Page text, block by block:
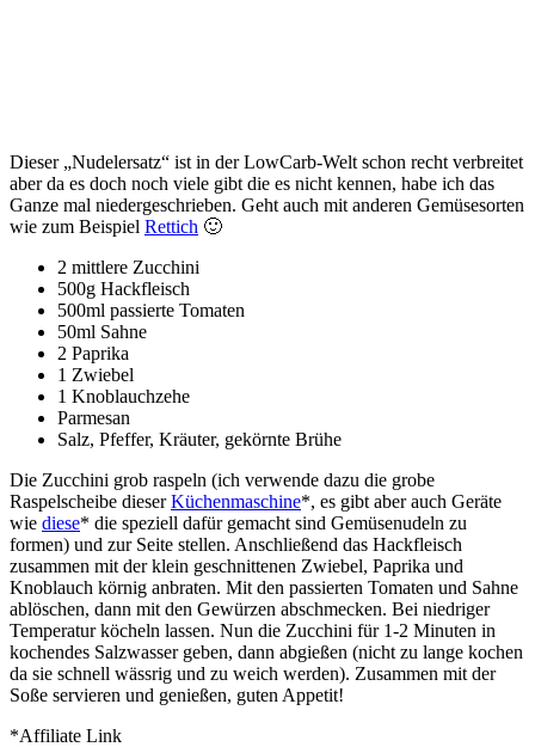
Dieser „Nudelersatz“ ist in der LowCarb-Welt schon recht verbreitet
aber da es doch noch viele gibt die es nicht kennen, habe ich das
Ganze mal niedergeschrieben. Geht auch mit anderen Gemüsesorten
wie zum Beispiel Rettich 🙂
2 mittlere Zucchini
500g Hackfleisch
500ml passierte Tomaten
50ml Sahne
2 Paprika
1 Zwiebel
1 Knoblauchzehe
Parmesan
Salz, Pfeffer, Kräuter, gekörnte Brühe
Die Zucchini grob raspeln (ich verwende dazu die grobe
Raspelscheibe dieserKüchenmaschine*, es gibt aber auch Geräte
wie diese* die speziell dafür gemacht sind Gemüsenudeln zu
formen) und zur Seite stellen. Anschließend das Hackfleisch
zusammen mit der klein geschnittenen Zwiebel, Paprika und
Knoblauch körnig anbraten. Mit den passierten Tomaten und Sahne
ablöschen, dann mit den Gewürzen abschmecken. Bei niedriger
Temperatur köcheln lassen. Nun die Zucchini für 1-2 Minuten in
kochendes Salzwasser geben, dann abgießen (nicht zu lange kochen
da sie schnell wässrig und zu weich werden). Zusammen mit der
Soße servieren und genießen, guten Appetit!
*Affiliate Link